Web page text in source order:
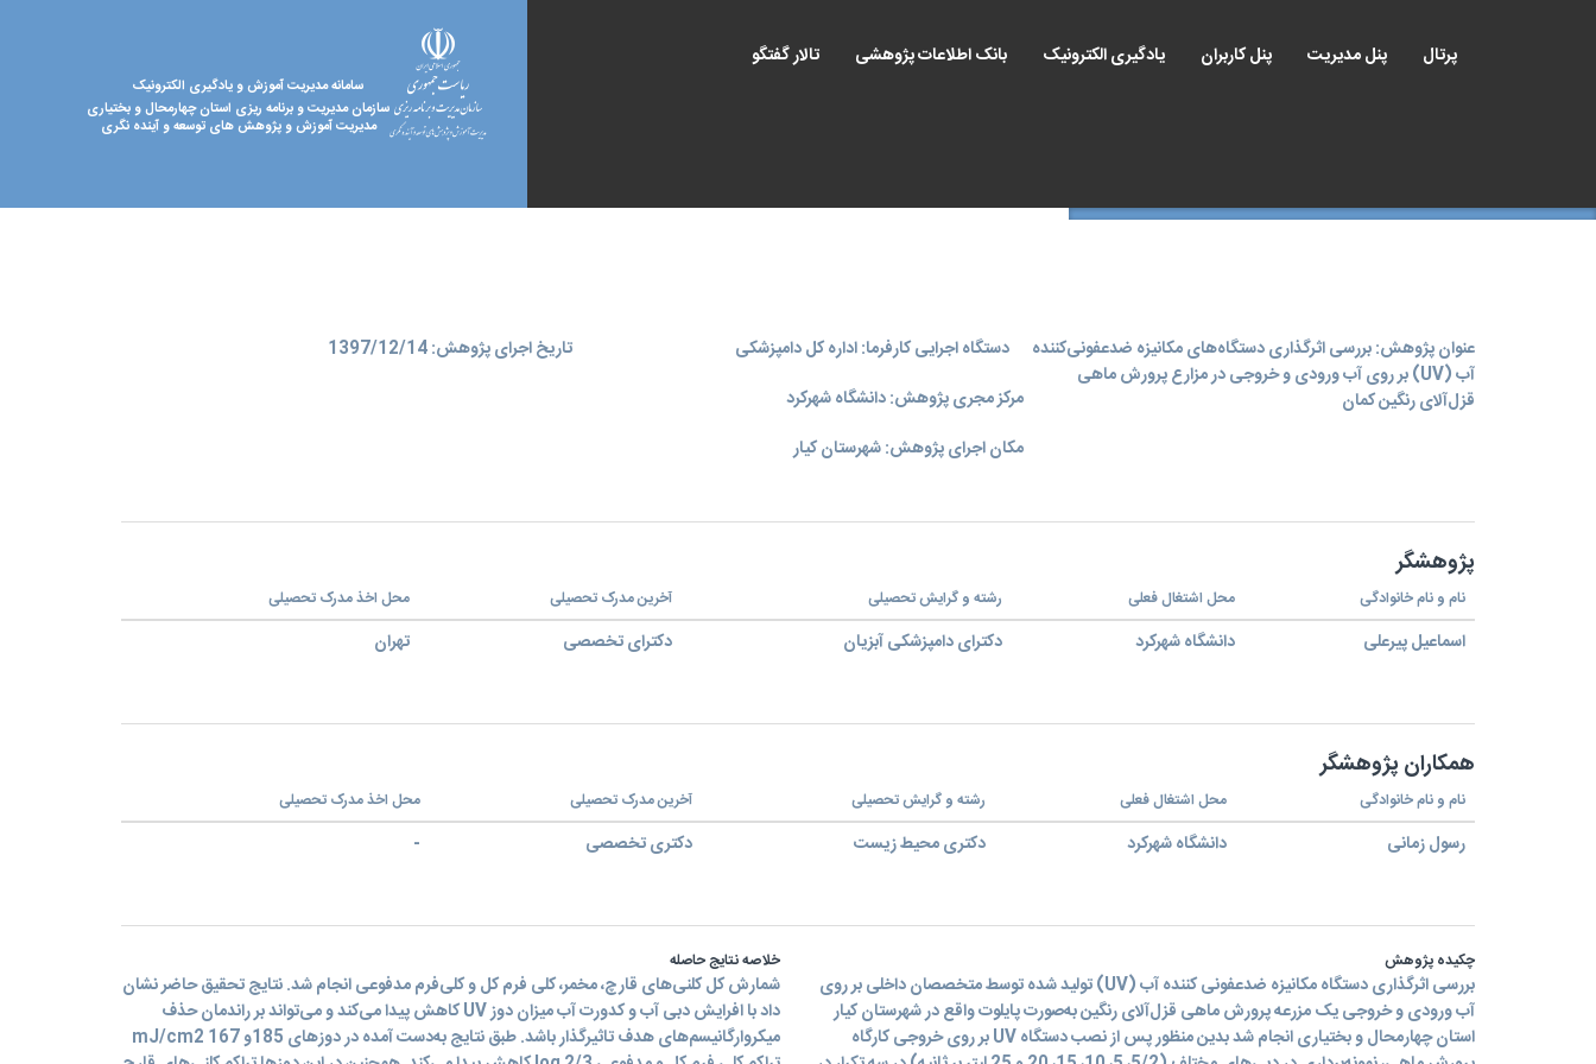
سامانه مدیریت آموزش و یادگیری الکترونیک
سازمان مدیریت و برنامه ریزی استان چهارمحال و بختیاری
مدیریت آموزش و پژوهش های توسعه و آینده نگری
پرتال پنل مدیریت پنل کاربران یادگیری الکترونیک بانک اطلاعات پژوهشی تالار گفتگو
عنوان پژوهش: بررسی اثرگذاری دستگاه‌های مکانیزه ضدعفونی‌کننده
آب (UV) بر روی آب ورودی و خروجی در مزارع پرورش ماهی
قزل‌آلای رنگین کمان
دستگاه اجرایی کارفرما: اداره کل دامپزشکی
تاریخ اجرای پژوهش: 1397/12/14
مرکز مجری پژوهش: دانشگاه شهرکرد
مکان اجرای پژوهش: شهرستان‌ کیار
پژوهشگر
نام و نام خانوادگی محل اشتغال فعلی رشته و گرایش تحصیلی آخرین مدرک تحصیلی محل اخذ مدرک تحصیلی
اسماعیل پیرعلی دانشگاه شهرکرد دکترای دامپزشکی آبزیان دکترای تخصصی تهران
همکاران پژوهشگر
نام و نام خانوادگی محل اشتغال فعلی رشته و گرایش تحصیلی آخرین مدرک تحصیلی محل اخذ مدرک تحصیلی
رسول زمانی دانشگاه شهرکرد دکتری محیط زیست دکتری تخصصی -
چکیده پژوهش
بررسی اثرگذاری دستگاه مکانیزه ضدعفونی کننده آب (UV) تولید شده توسط متخصصان داخلی بر روی
آب ورودی و خروجی یک مزرعه پرورش ماهی قزل‌آلای رنگین به‌صورت پایلوت واقع در شهرستان کیار
استان چهارمحال و بختیاری انجام شد بدین منظور پس از نصب دستگاه UV بر روی خروجی کارگاه
خلاصه نتایج حاصله
شمارش کل کلنی‌های قارچ، مخمر، کلی فرم کل و کلی‌فرم مدفوعی انجام شد. نتایج تحقیق حاضر نشان
داد با افرایش دبی آب و کدورت آب میزان دوز UV کاهش پیدا می‌کند و می‌تواند بر راندمان حذف
میکروارگانیسم‌های هدف تاثیرگذار باشد. طبق نتایج به‌دست آمده در دوزهای 185و 167 mJ/cm2